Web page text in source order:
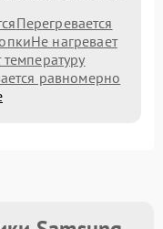
Перегревается
Не нагревает
равномерно